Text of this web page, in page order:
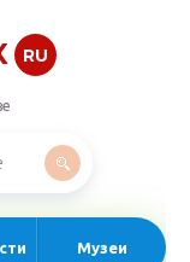
RU
Музеи